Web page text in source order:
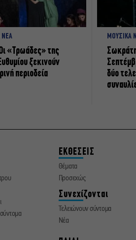
ΝΕΑ
«Τρωάδες» της
ξεκινούν
περιοδεία
ΜΟΥΣΙΚΑ
δύο
ΕΚΘΕΣΕΙΣ
Θέματα
Προσεχώς
Συνεχίζονται
Τελειώνουν σύντομα
Νέα